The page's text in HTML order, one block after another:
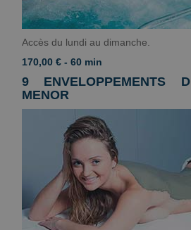
Accès du lundi au dimanche.
170,00 € - 60 min
9 ENVELOPPEMENTS
MENOR